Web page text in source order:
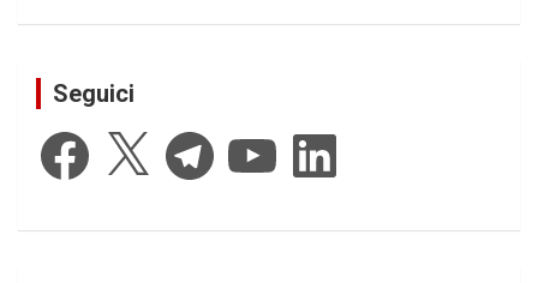
Seguici
Facebook Telegram YouTube LinkedIn